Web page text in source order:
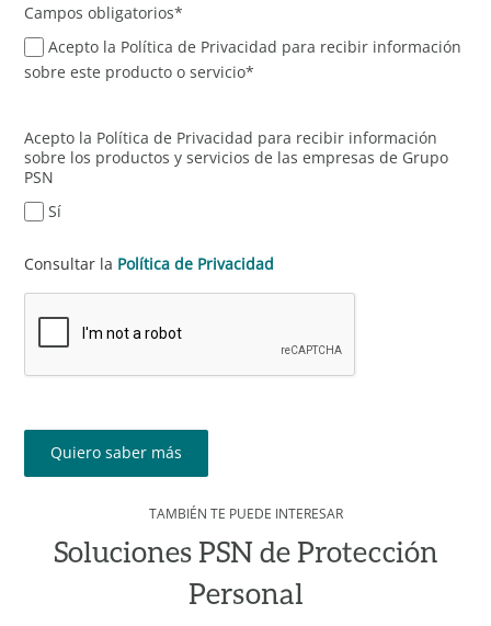
Campos obligatorios*
Acepto la Política de Privacidad para recibir información
sobre este producto o servicio*
Acepto la Política de Privacidad para recibir información
sobre los productos y servicios de las empresas de Grupo
PSN
Sí
Consultar la Política de Privacidad
Quiero saber más
TAMBIÉN TE PUEDE INTERESAR
Soluciones PSN de Protección
Personal